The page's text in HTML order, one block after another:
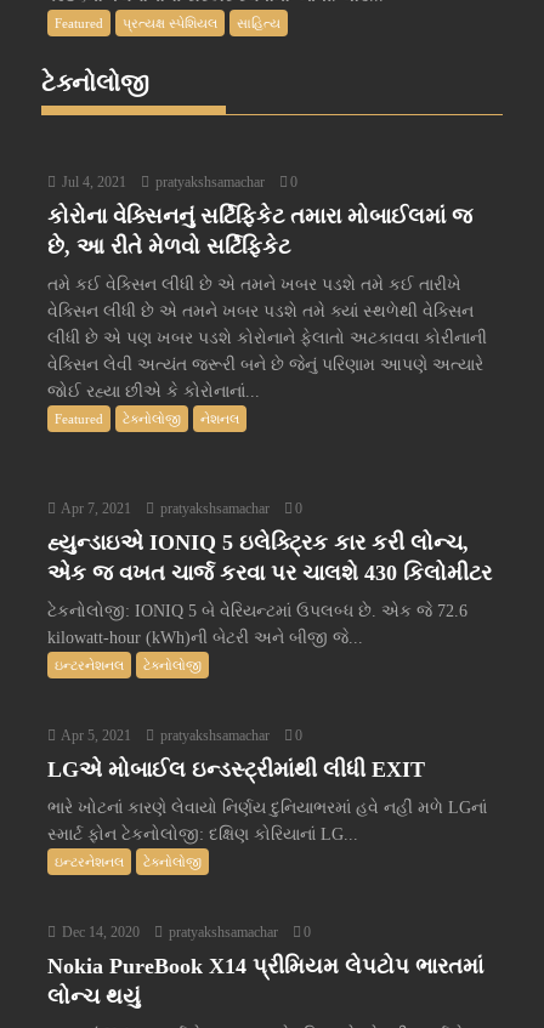
Featured પ્રત્યક્ષ સ્પેશિયલ સાહિત્ય
ટેક્નોલોજી
Jul 4, 2021 pratyakshsamachar 0
કોરોના વેક્સિનનું સર્ટિફિકેટ તમારા મોબાઈલમાં જ
છે, આ રીતે મેળવો સર્ટિફિકેટ
તમે કઈ વેક્સિન લીધી છે એ તમને ખબર પડશે તમે કઈ તારીખે
વેક્સિન લીધી છે એ તમને ખબર પડશે તમે ક્યાં સ્થળેથી વેક્સિન
લીધી છે એ પણ ખબર પડશે કોરોનાને ફેલાતો અટકાવવા કોરીનાની
વેક્સિન લેવી અત્યંત જરૂરી બને છે જેનું પરિણામ આપણે અત્યારે
જોઈ રહ્યા છીએ કે કોરોનાનાં...
Featured ટેક્નોલોજી નેશનલ
Apr 7, 2021 pratyakshsamachar 0
હ્યુન્ડાઇએ IONIQ 5 ઇલેક્ટ્રિક કાર કરી લોન્ચ,
એક જ વખત ચાર્જ કરવા પર ચાલશે 430 કિલોમીટર
ટેકનોલોજી: IONIQ 5 બે વેરિયન્ટમાં ઉપલબ્ધ છે. એક જે 72.6
kilowatt-hour (kWh)ની બેટરી અને બીજી જે...
ઇન્ટરનેશનલ ટેક્નોલોજી
Apr 5, 2021 pratyakshsamachar 0
LGએ મોબાઈલ ઇન્ડસ્ટ્રીમાંથી લીધી EXIT
ભારે ખોટનાં કારણે લેવાયો નિર્ણય દુનિયાભરમાં હવે નહીં મળે LGનાં
સ્માર્ટ ફોન ટેકનોલોજી: દક્ષિણ કોરિયાનાં LG...
ઇન્ટરનેશનલ ટેક્નોલોજી
Dec 14, 2020 pratyakshsamachar 0
Nokia PureBook X14 પ્રીમિયમ લેપટોપ ભારતમાં
લોન્ચ થયું